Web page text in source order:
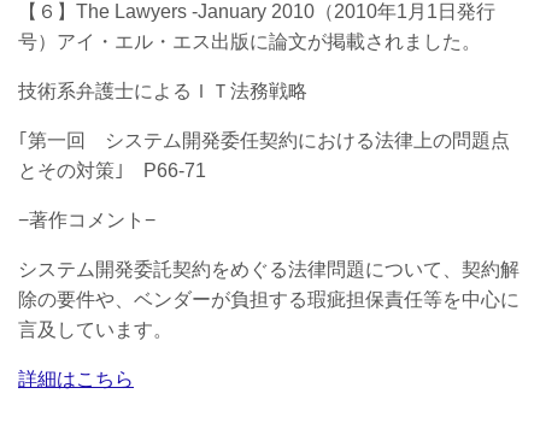
【６】The Lawyers -January 2010（2010年1月1日発行
号）アイ・エル・エス出版に論文が掲載されました。
技術系弁護士によるＩＴ法務戦略
｢第一回 システム開発委任契約における法律上の問題点
とその対策｣ P66-71
−著作コメント−
システム開発委託契約をめぐる法律問題について、契約解
除の要件や、ベンダーが負担する瑕疵担保責任等を中心に
言及しています。
詳細はこちら